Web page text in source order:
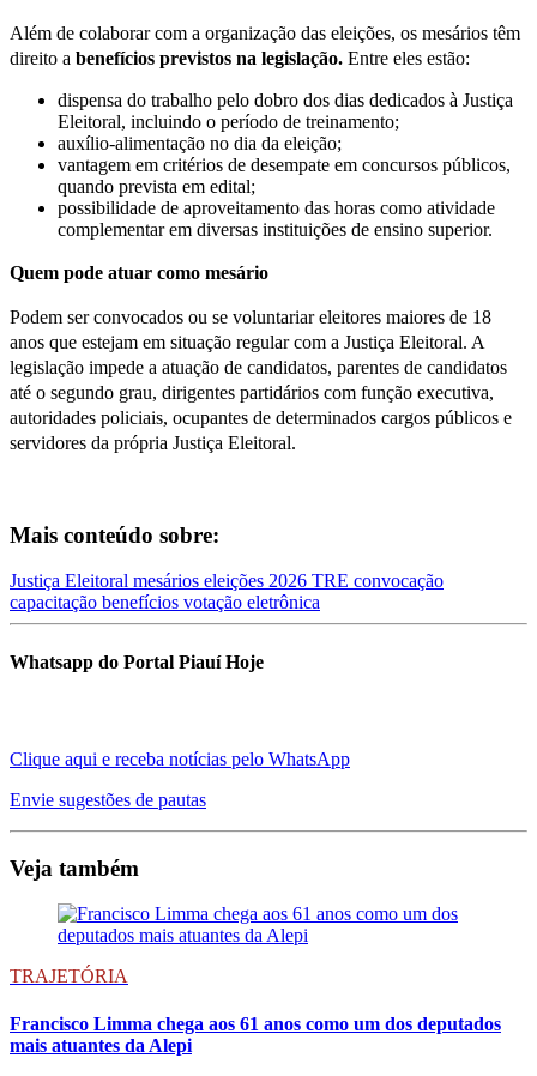
Além de colaborar com a organização das eleições, os mesários têm
direito a benefícios previstos na legislação. Entre eles estão:
dispensa do trabalho pelo dobro dos dias dedicados à Justiça
Eleitoral, incluindo o período de treinamento;
auxílio-alimentação no dia da eleição;
vantagem em critérios de desempate em concursos públicos,
quando prevista em edital;
possibilidade de aproveitamento das horas como atividade
complementar em diversas instituições de ensino superior.
Quem pode atuar como mesário
Podem ser convocados ou se voluntariar eleitores maiores de 18
anos que estejam em situação regular com a Justiça Eleitoral. A
legislação impede a atuação de candidatos, parentes de candidatos
até o segundo grau, dirigentes partidários com função executiva,
autoridades policiais, ocupantes de determinados cargos públicos e
servidores da própria Justiça Eleitoral.
Mais conteúdo sobre:
Justiça Eleitoral mesários eleições 2026 TRE convocação
capacitação benefícios votação eletrônica
Whatsapp do Portal Piauí Hoje
Clique aqui e receba notícias pelo WhatsApp
Envie sugestões de pautas
Veja também
TRAJETÓRIA
Francisco Limma chega aos 61 anos como um dos deputados
mais atuantes da Alepi